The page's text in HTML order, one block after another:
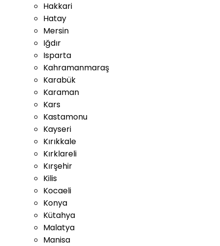
Hakkari
Hatay
Mersin
Iğdır
Isparta
Kahramanmaraş
Karabük
Karaman
Kars
Kastamonu
Kayseri
Kırıkkale
Kırklareli
Kırşehir
Kilis
Kocaeli
Konya
Kütahya
Malatya
Manisa